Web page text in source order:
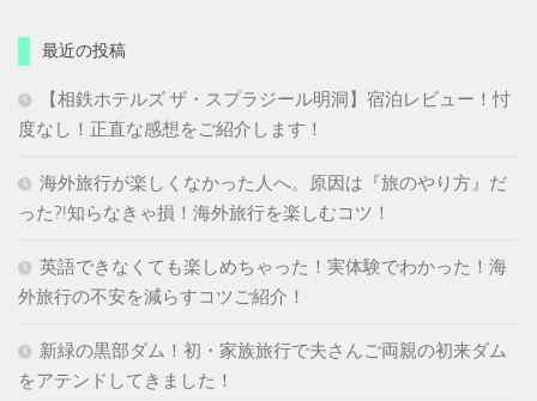
最近の投稿
【相鉄ホテルズ ザ・スプラジール明洞】宿泊レビュー！忖
度なし！正直な感想をご紹介します！
海外旅行が楽しくなかった人へ。原因は『旅のやり方』だ
った?!知らなきゃ損！海外旅行を楽しむコツ！
英語できなくても楽しめちゃった！実体験でわかった！海
外旅行の不安を減らすコツご紹介！
新緑の黒部ダム！初・家族旅行で夫さんご両親の初来ダム
をアテンドしてきました！